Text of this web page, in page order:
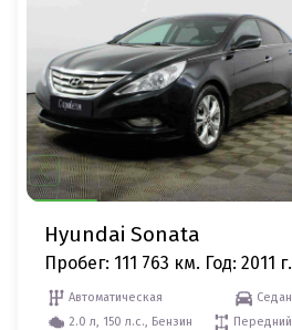
Hyundai Sonata
Пробег: 111 763 км. Год: 2011 г.
Автоматическая
Седан
2.0 л, 150 л.с., Бензин
Передний